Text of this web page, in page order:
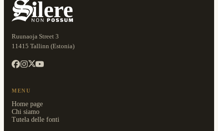
Ruunaoja Street 3
11415 Tallinn (Estonia)
MENU
Home page
Chi siamo
Tutela delle fonti